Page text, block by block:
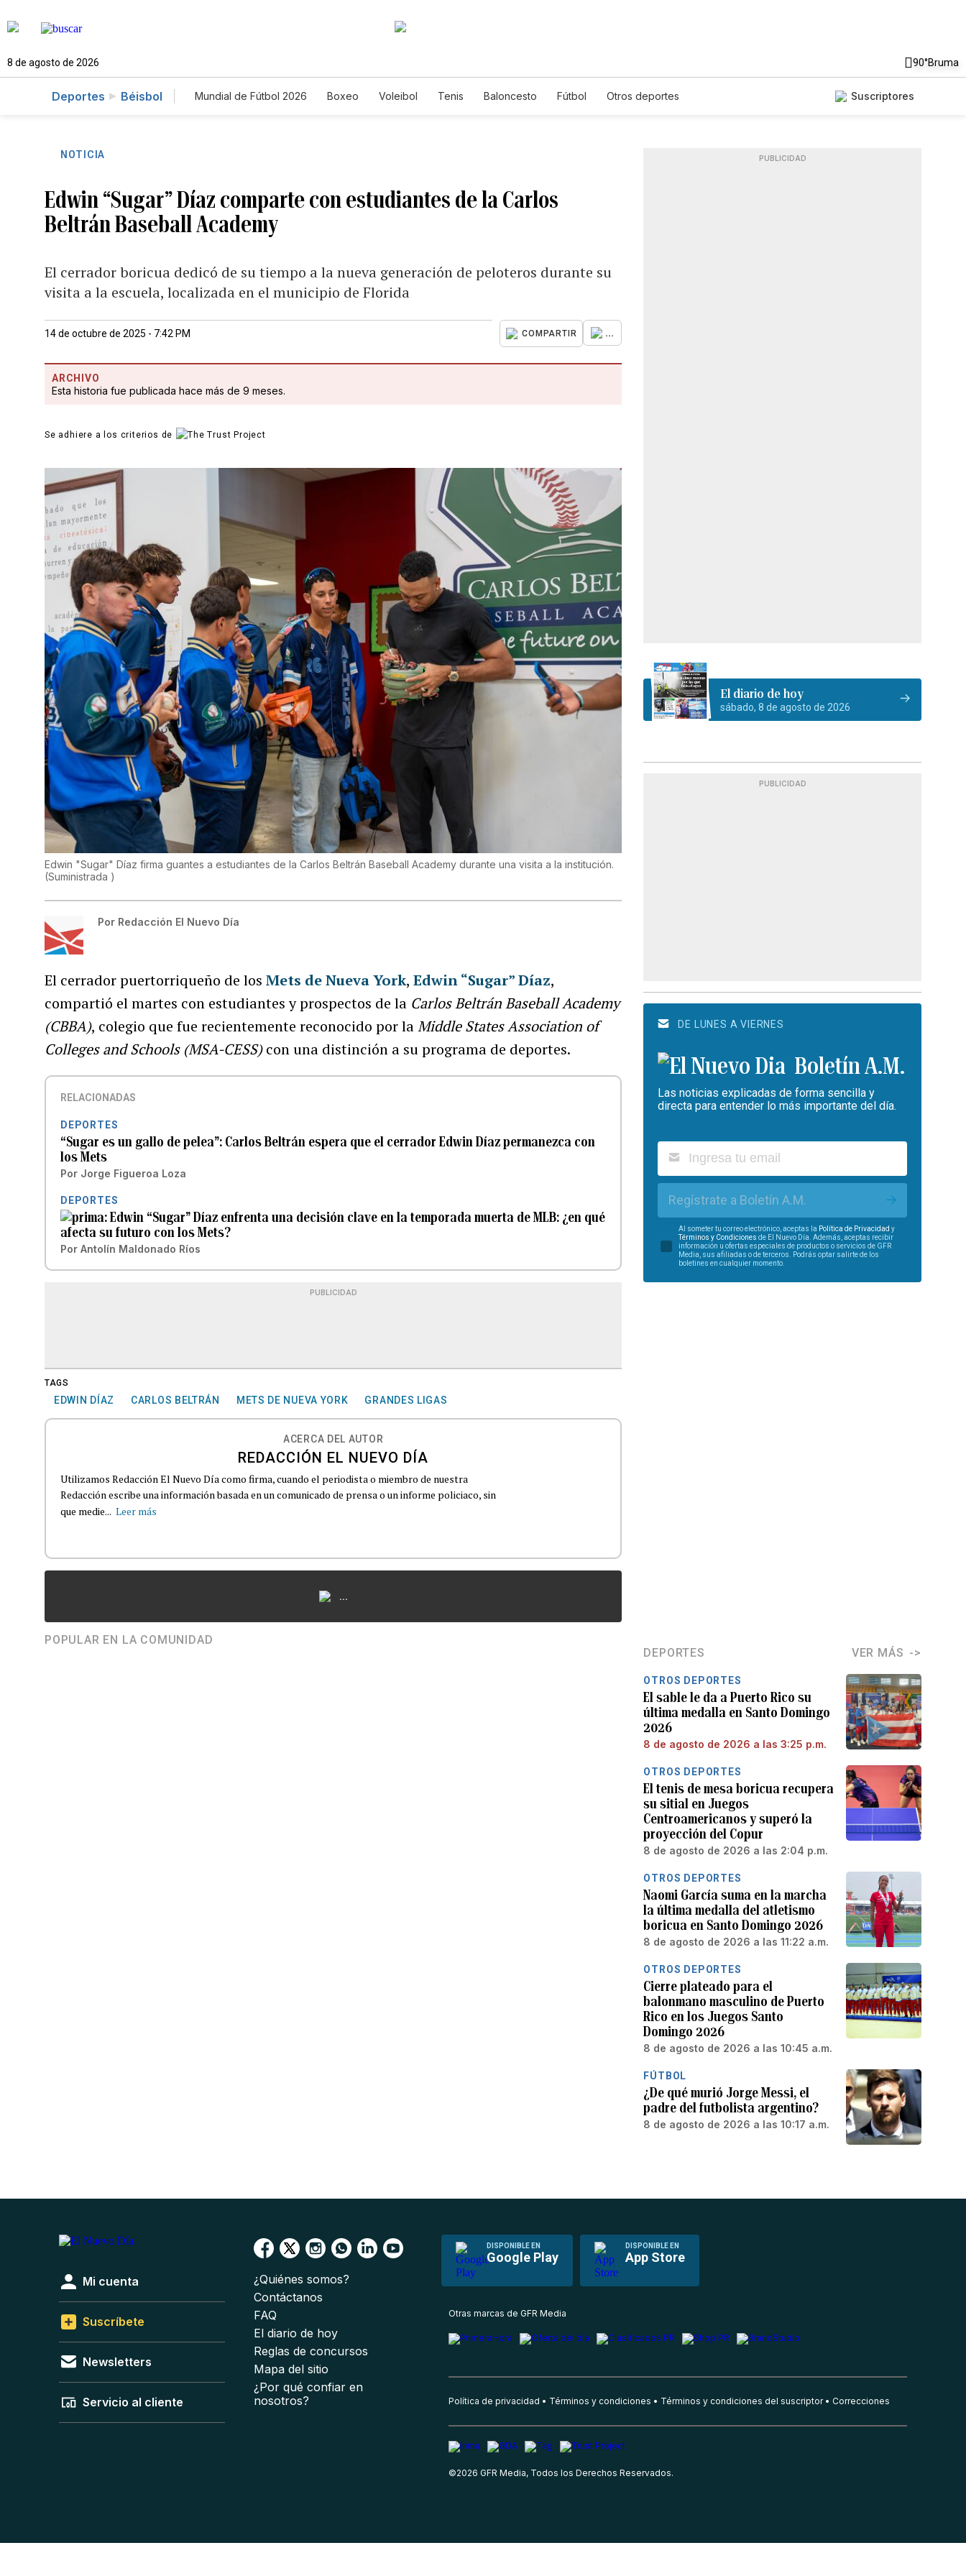
8 de agosto de 2026 90°Bruma
Deportes Béisbol Mundial de Fútbol 2026 Boxeo Voleibol Tenis Baloncesto Fútbol Otros deportes Suscriptores
NOTICIA
Edwin “Sugar” Díaz comparte con estudiantes de la Carlos
Beltrán Baseball Academy
El cerrador boricua dedicó de su tiempo a la nueva generación de peloteros durante su
visita a la escuela, localizada en el municipio de Florida
14 de octubre de 2025 - 7:42 PM COMPARTIR ...
ARCHIVO
Esta historia fue publicada hace más de 9 meses.
Se adhiere a los criterios de
Edwin "Sugar" Díaz firma guantes a estudiantes de la Carlos Beltrán Baseball Academy durante una visita a la institución.
(Suministrada )
Por Redacción El Nuevo Día
El cerrador puertorriqueño de losMets de Nueva York,Edwin “Sugar” Díaz,
compartió el martes con estudiantes y prospectos de la Carlos Beltrán Baseball Academy
(CBBA), colegio que fue recientemente reconocido por laMiddle States Association of
Colleges and Schools (MSA-CESS)con una distinción a su programa de deportes.
RELACIONADAS
DEPORTES
“Sugar es un gallo de pelea”: Carlos Beltrán espera que el cerrador Edwin Díaz permanezca con
los Mets
Por Jorge Figueroa Loza
DEPORTES
Edwin “Sugar” Díaz enfrenta una decisión clave en la temporada muerta de MLB: ¿en qué
afecta su futuro con los Mets?
Por Antolín Maldonado Ríos
PUBLICIDAD
TAGS
EDWIN DÍAZ CARLOS BELTRÁN METS DE NUEVA YORK GRANDES LIGAS
ACERCA DEL AUTOR
REDACCIÓN EL NUEVO DÍA
Utilizamos Redacción El Nuevo Día como firma, cuando el periodista o miembro de nuestra
Redacción escribe una información basada en un comunicado de prensa o un informe policiaco, sin
que medie... Leer más
...
POPULAR EN LA COMUNIDAD
PUBLICIDAD
El diario de hoy
sábado, 8 de agosto de 2026
PUBLICIDAD
DE LUNES A VIERNES
Boletín A.M.
Las noticias explicadas de forma sencilla y
directa para entender lo más importante del día.
Regístrate a Boletín A.M.
Al someter tu correo electrónico, aceptas la Política de Privacidad y
Términos y Condiciones de El Nuevo Día. Además, aceptas recibir
información u ofertas especiales de productos o servicios de GFR
Media, sus afiliadas o de terceros. Podrás optar salirte de los
boletines en cualquier momento.
DEPORTES VER MÁS
OTROS DEPORTES
El sable le da a Puerto Rico su
última medalla en Santo Domingo
2026
8 de agosto de 2026 a las 3:25 p.m.
OTROS DEPORTES
El tenis de mesa boricua recupera
su sitial en Juegos
Centroamericanos y superó la
proyección del Copur
8 de agosto de 2026 a las 2:04 p.m.
OTROS DEPORTES
Naomi García suma en la marcha
la última medalla del atletismo
boricua en Santo Domingo 2026
8 de agosto de 2026 a las 11:22 a.m.
OTROS DEPORTES
Cierre plateado para el
balonmano masculino de Puerto
Rico en los Juegos Santo
Domingo 2026
8 de agosto de 2026 a las 10:45 a.m.
FÚTBOL
¿De qué murió Jorge Messi, el
padre del futbolista argentino?
8 de agosto de 2026 a las 10:17 a.m.
DISPONIBLE EN
Google Play
DISPONIBLE EN
App Store
Mi cuenta
Suscríbete
Newsletters
Servicio al cliente
¿Quiénes somos?
Contáctanos
FAQ
El diario de hoy
Reglas de concursos
Mapa del sitio
¿Por qué confiar en
nosotros?
Otras marcas de GFR Media
Política de privacidad Términos y condiciones Términos y condiciones del suscriptor Correcciones
©2026 GFR Media, Todos los Derechos Reservados.